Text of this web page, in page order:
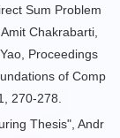
Sum Problem
Chakrabarti,
Proceedings
of Comp
270-278.
Thesis", Andr